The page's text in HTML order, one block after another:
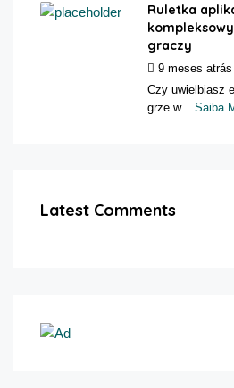
Ruletka
graczy
9 meses atrás
Czy uwielbiasz
grze w... Saiba
Latest Comments